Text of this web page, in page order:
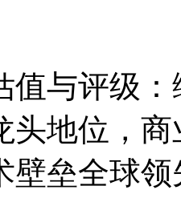
值与评级
头地位
壁垒全球